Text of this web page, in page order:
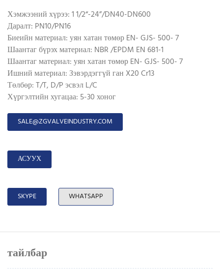
Хэмжээний хүрээ: 1 1/2“-24”/DN40-DN600
Даралт: PN10/PN16
Биеийн материал: уян хатан төмөр EN- GJS- 500- 7
Шаантаг бүрэх материал: NBR /EPDM EN 681-1
Шаантаг материал: уян хатан төмөр EN- GJS- 500- 7
Ишний материал: Зэвэрдэггүй ган X20 Cr13
Төлбөр: T/T, D/P эсвэл L/C
Хүргэлтийн хугацаа: 5-30 хоног
SALE@ZGVALVEINDUSTRY.COM
АСУУХ
SKYPE WHATSAPP
тайлбар